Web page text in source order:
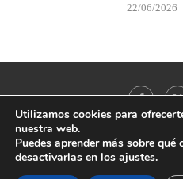
22/06/2026
@2021 - All Right Reserved.
Utilizamos cookies para
nuestra web.
Puedes aprender más sobre
desactivarlas en los ajustes.